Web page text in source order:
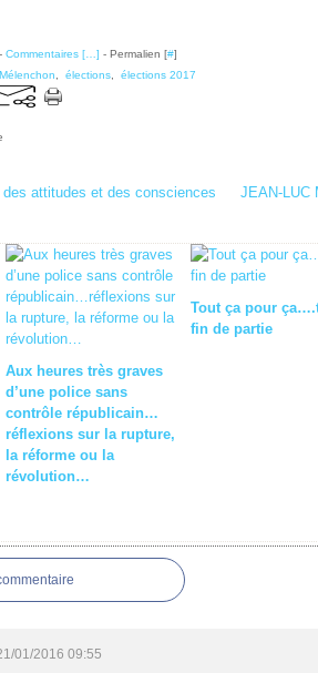
Commentaires [ ] - Permalien [#]
Mélenchon élections élections 2017
attitudes et des consciences JEAN-LUC
Aux heures très graves
d’une police sans
contrôle républicain…
réflexions sur la rupture,
la réforme ou la
révolution…
Tout ça pour
fin de partie
01/2016 09:55